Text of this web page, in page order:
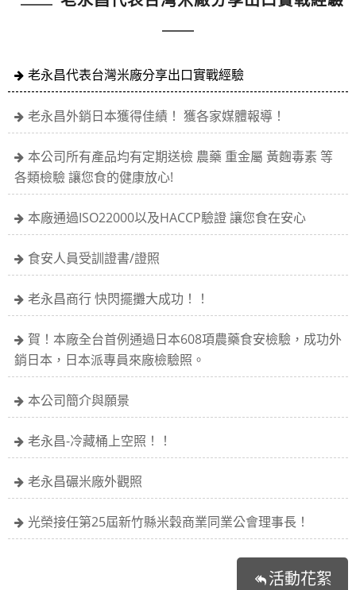
全館滿1200免運!!!
老永昌代表台灣米廠分享出口實戰經驗
老永昌外銷日本獲得佳績！ 獲各家媒體報導！
本公司所有產品均有定期送檢 農藥 重金屬 黃麴毒素 等
各類檢驗 讓您食的健康放心!
本廠通過ISO22000以及HACCP驗證 讓您食在安心
食安人員受訓證書/證照
老永昌商行 快閃擺攤大成功！！
賀！本廠全台首例通過日本608項農藥食安檢驗，成功外
銷日本，日本派專員來廠檢驗照。
本公司簡介與願景
老永昌-冷藏桶上空照！！
老永昌碾米廠外觀照
光榮接任第25屆新竹縣米穀商業同業公會理事長！
活動花絮